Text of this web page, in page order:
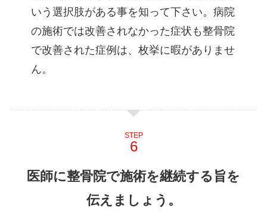
いう選択肢がある事を知って下さい。病院
の施術では改善されなかった症状も整骨院
で改善された症例は、枚挙に暇がありませ
ん。
STEP
医師に整骨院で施術を継続する旨を
伝えましょう。